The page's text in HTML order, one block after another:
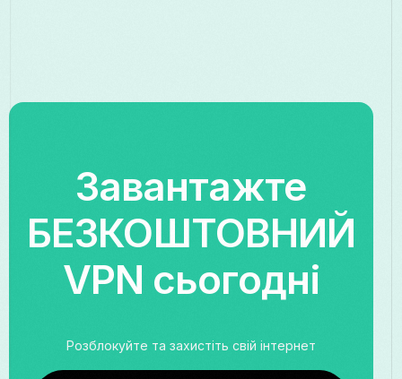
Завантажте
БЕЗКОШТОВНИЙ
VPN сьогодні
Розблокуйте та захистіть свій інтернет